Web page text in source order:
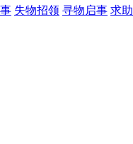
失物招领 寻物启事 求助